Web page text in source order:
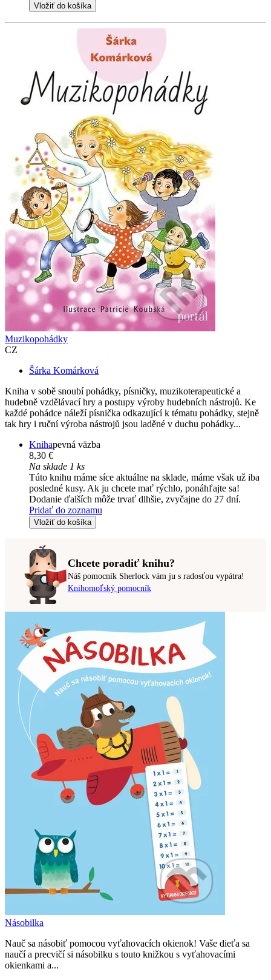
Vložiť do košíka
Muzikopohádky
CZ
Šárka Komárková
Kniha v sobě snoubí pohádky, písničky, muzikoterapeutické a
hudebně vzdělávací hry a postupy výroby hudebních nástrojů. Ke
každé pohádce náleží písnička odkazující k tématu pohádky, stejně
tak hry i ruční výroba nástrojů jsou laděné v duchu pohádky...
Knihapevná väzba
8,30 €
Na sklade 1 ks
Túto knihu máme síce aktuálne na sklade, máme však už iba
posledné kusy. Ak ju chcete mať rýchlo, ponáhľajte sa!
Dodanie ďalších môže trvať dlhšie, zvyčajne do 27 dní.
Pridať do zoznamu
Vložiť do košíka
Chcete poradiť knihu?
Náš pomocník Sherlock vám ju s radosťou vypátra!
Knihomoľský pomocník
Násobilka
Nauč sa násobiť pomocou vyťahovacích okienok! Vaše dieťa sa
naučí a precvičí si násobilku s touto knižkou s vyťahovacími
okienkami a...